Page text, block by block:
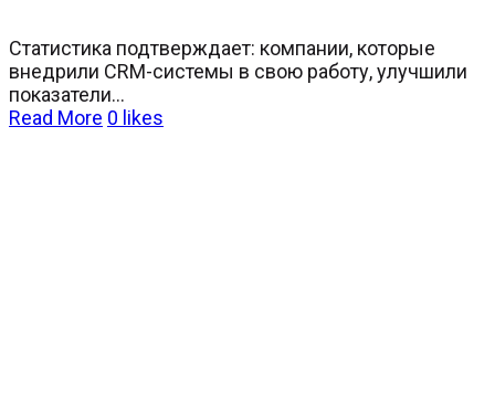
Статистика подтверждает: компании, которые
внедрили CRM-системы в свою работу, улучшили
показатели...
Read More 0 likes